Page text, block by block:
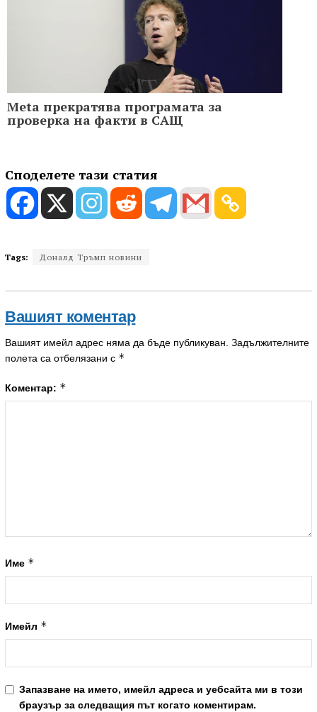
Meta прекратява програмата за
проверка на факти в САЩ
Споделете тази статия
Tags: Доналд Тръмп новини
Вашият коментар
Вашият имейл адрес няма да бъде публикуван. Задължителните
полета са отбелязани с *
Коментар: *
Име *
Имейл *
Запазване на името, имейл адреса и уебсайта ми в този
браузър за следващия път когато коментирам.